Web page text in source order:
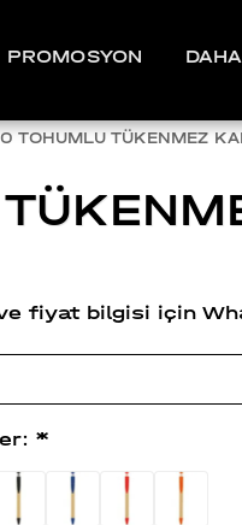
PROMOSYON
TÜKENMEZ
fiyat bilgisi için
*